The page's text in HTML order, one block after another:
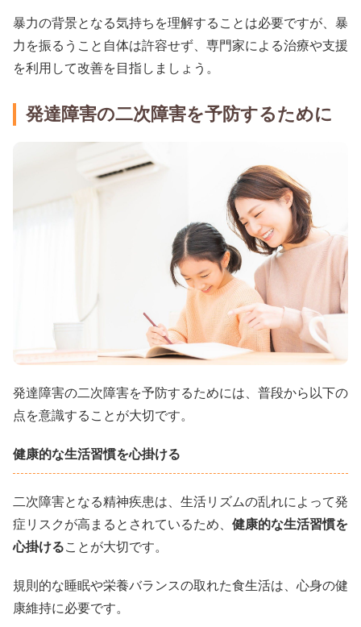
暴力の背景となる気持ちを理解することは必要ですが、暴
力を振るうこと自体は許容せず、専門家による治療や支援
を利用して改善を目指しましょう。
発達障害の二次障害を予防するために
発達障害の二次障害を予防するためには、普段から以下の
点を意識することが大切です。
健康的な生活習慣を心掛ける
二次障害となる精神疾患は、生活リズムの乱れによって発
症リスクが高まるとされているため、 健康的な生活習慣を
心掛けることが大切です。
規則的な睡眠や栄養バランスの取れた食生活は、心身の健
康維持に必要です。